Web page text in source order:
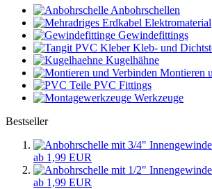
Anbohrschellen
Elektromaterial
Gewindefittings
Kleb- und
Kugelhähne
Montieren
PVC Fittings
Werkzeuge
Bestseller
ab 1,99 EUR
ab 1,99 EUR